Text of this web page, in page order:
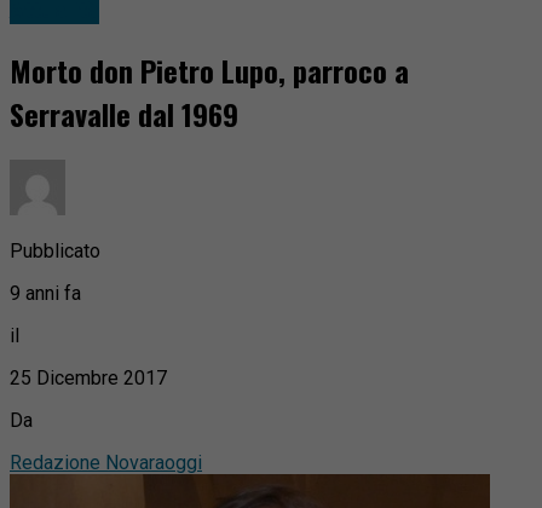
Morto don Pietro Lupo, parroco a
Serravalle dal 1969
Pubblicato
9 anni fa
il
25 Dicembre 2017
Da
Redazione Novaraoggi